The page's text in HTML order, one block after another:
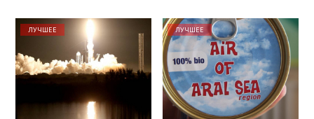
ЛУЧШЕЕ ЛУЧШЕЕ